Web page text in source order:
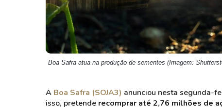
Boa Safra atua na produção de sementes (Imagem:
A Boa Safra (SOJA3) anunciou nesta segunda-
isso, pretende recomprar até 2,76 milhões de